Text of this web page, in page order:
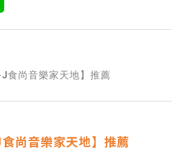
食尚音樂家天地】推薦
尚音樂家天地】推薦